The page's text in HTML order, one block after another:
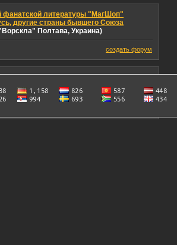
фанатской литературы "МагШоп"
другие страны бывшего Союза
Полтава, Украина)
создать форум